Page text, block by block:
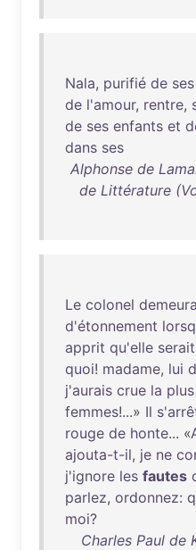
Nala, purifié de ses
de l'amour, rentre,
de ses enfants et
dans ses
Alphonse de
de Littérature
Le colonel demeura
d'étonnement
apprit qu'elle serait
quoi! madame, lui
j'aurais crue la plus
femmes!...» Il
rouge de honte... «
ajouta-t-il, je ne
j'ignore les fautes
parlez, ordonnez:
moi?
Charles Paul de